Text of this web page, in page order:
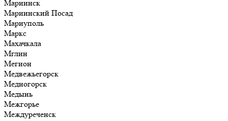
Мариинск
Мариинский Посад
Мариуполь
Маркс
Махачкала
Мглин
Мегион
Медвежьегорск
Медногорск
Медынь
Межгорье
Междуреченск